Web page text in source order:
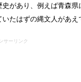
史があり、例えば青森
いたはずの縄文人があえ
サーリンク